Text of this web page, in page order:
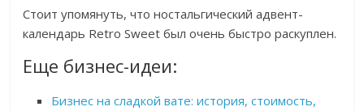
Стоит упомянуть, что ностальгический адвент-
календарь Retro Sweet был очень быстро раскуплен.
Еще бизнес-идеи:
Бизнес на сладкой вате: история, стоимость,